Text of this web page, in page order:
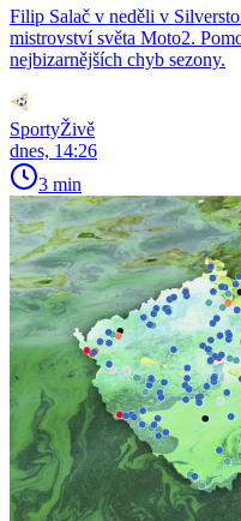
Filip Salač v neděli v
mistrovství světa Moto2.
nejbizarnějších chyb sezony.
SportyŽivě
dnes, 14:26
3 min